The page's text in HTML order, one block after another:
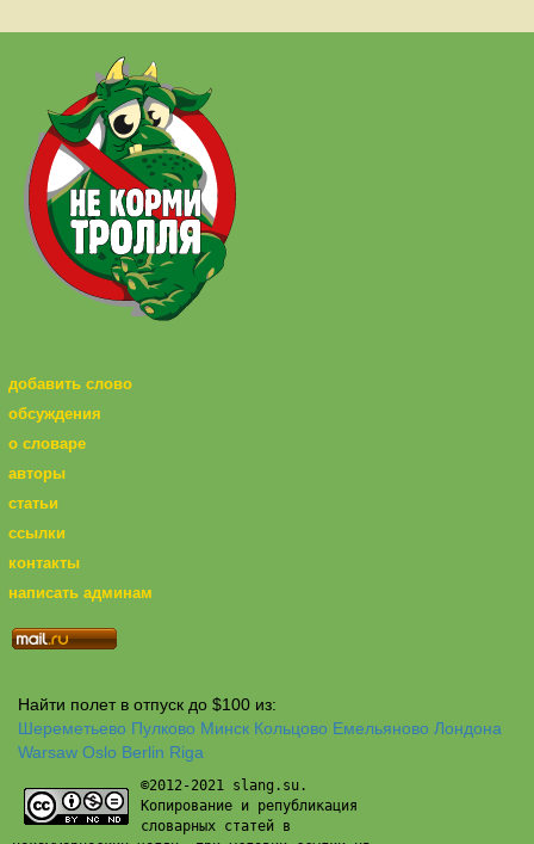
добавить слово
обсуждения
о словаре
авторы
статьи
ссылки
контакты
написать админам
Найти полет в отпуск до $100 из:
Шереметьево Пулково Минск Кольцово Емельяново Лондона
Warsaw Oslo Berlin Riga
©2012-2021 slang.su.
Копирование и републикация
словарных статей в